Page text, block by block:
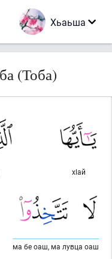
Хьаьша
(Тоба)
хlай
ма бе оаш, ма лувца оаш